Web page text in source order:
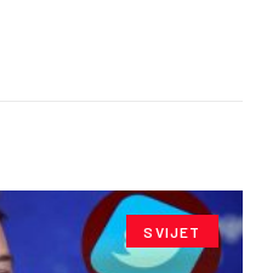
SVIJET